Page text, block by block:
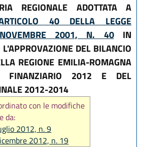
REGIONALE ADOTTATA A
40 DELLA LEGGE
2001, N. 40IN
DEL BILANCIO
REGIONE EMILIA-ROMAGNA
FINANZIARIO 2012 E DEL
2012-2014
con le modifiche
da:
2012, n. 9
2012, n. 19